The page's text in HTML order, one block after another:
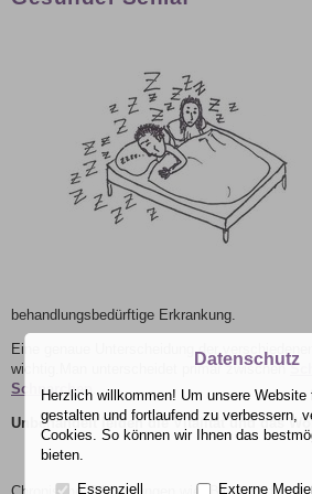
behandlungsbedürftige Erkrankung.
Eine genaue Unterscheidung der
wichtig.Man unterscheidet primär zwischen
Schnarchen
Unbehandelt leiden die Vitalität und das
Datenschutz
Herzlich willkommen! Um unsere
gestalten und fortlaufend zu verbessern,
Cookies. So können wir Ihnen das
bieten.
Essenziell Externe